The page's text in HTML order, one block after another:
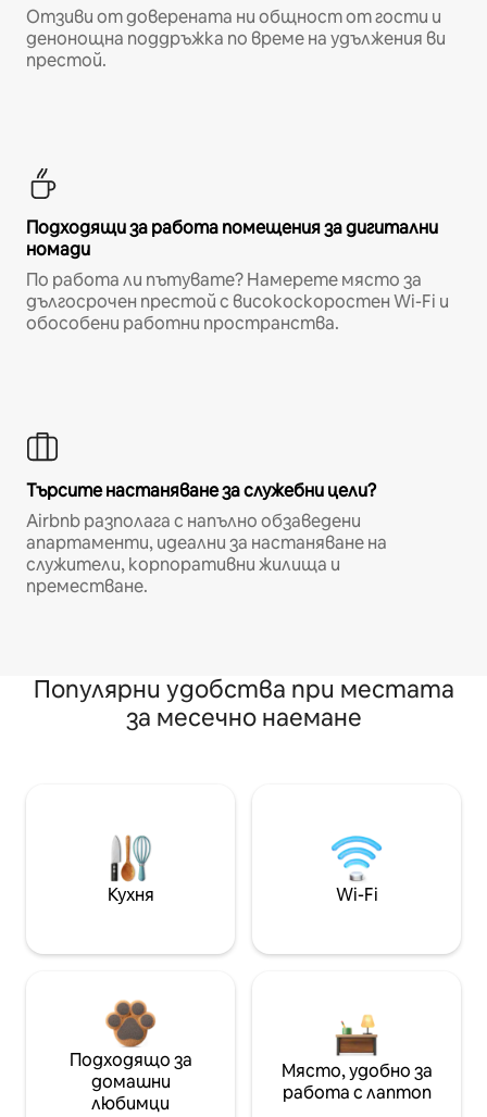
Отзиви от доверената ни общност от гости и
денонощна поддръжка по време на удължения ви
престой.
Подходящи за работа помещения за дигитални
номади
По работа ли пътувате? Намерете място за
дългосрочен престой с високоскоростен Wi-Fi и
обособени работни пространства.
Търсите настаняване за служебни цели?
Airbnb разполага с напълно обзаведени
апартаменти, идеални за настаняване на
служители, корпоративни жилища и
преместване.
Популярни удобства при местата
за месечно наемане
Кухня Wi-Fi
Подходящо за
домашни
любимци
Място, удобно за
работа с лаптоп